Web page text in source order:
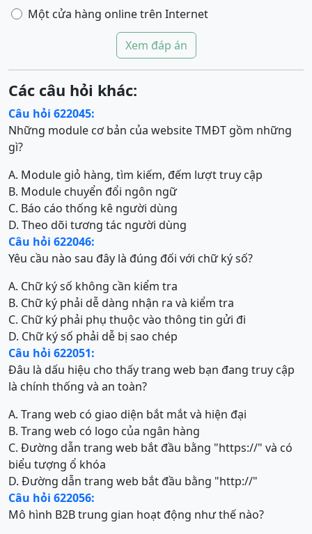
Một cửa hàng online trên Internet
Xem đáp án
Các câu hỏi khác:
Câu hỏi 622045:
Những module cơ bản của website TMĐT gồm những
gì?
A. Module giỏ hàng, tìm kiếm, đếm lượt truy cập
B. Module chuyển đổi ngôn ngữ
C. Báo cáo thống kê người dùng
D. Theo dõi tương tác người dùng
Câu hỏi 622046:
Yêu cầu nào sau đây là đúng đối với chữ ký số?
A. Chữ ký số không cần kiểm tra
B. Chữ ký phải dễ dàng nhận ra và kiểm tra
C. Chữ ký phải phụ thuộc vào thông tin gửi đi
D. Chữ ký số phải dễ bị sao chép
Câu hỏi 622051:
Đâu là dấu hiệu cho thấy trang web bạn đang truy cập
là chính thống và an toàn?
A. Trang web có giao diện bắt mắt và hiện đại
B. Trang web có logo của ngân hàng
C. Đường dẫn trang web bắt đầu bằng "https://" và có
biểu tượng ổ khóa
D. Đường dẫn trang web bắt đầu bằng "http://"
Câu hỏi 622056:
Mô hình B2B trung gian hoạt động như thế nào?